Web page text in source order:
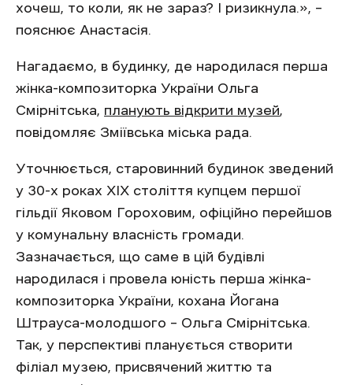
хочеш, то коли, як не зараз? І ризикнула.», –
пояснює Анастасія.
Нагадаємо, в будинку, де народилася перша
жінка-композиторка України Ольга
Смірнітська, планують відкрити музей,
повідомляє Зміївська міська рада.
Уточнюється, старовинний будинок зведений
у 30-х роках XIX століття купцем першої
гільдії Яковом Гороховим, офіційно перейшов
у комунальну власність громади.
Зазначається, що саме в цій будівлі
народилася і провела юність перша жінка-
композиторка України, кохана Йогана
Штрауса-молодшого – Ольга Смірнітська.
Так, у перспективі планується створити
філіал музею, присвячений життю та